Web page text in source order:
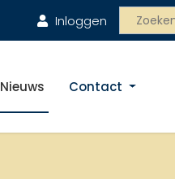
Inloggen
Nieuws Contact